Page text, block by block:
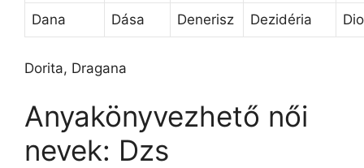
Dana Dása Denerisz Dezidéria
Dorita, Dragana
Anyakönyvezhető női
nevek: Dzs